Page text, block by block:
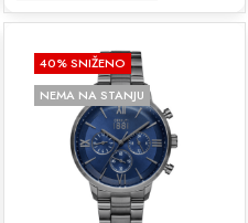
40% SNIŽENO
NEMA NA STANJU